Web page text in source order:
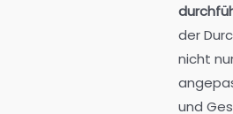
der
nicht
und